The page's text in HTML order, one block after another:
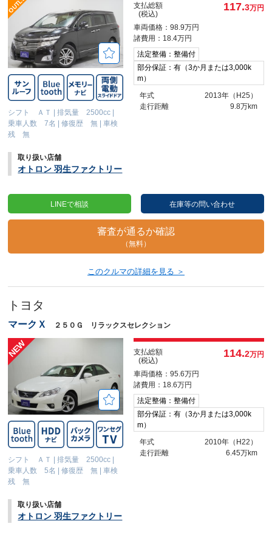
シフト ＡＴ |排気量 2500cc
乗車人数 7名
|修復歴 無 |車検
残 無
支払総額
(税込)
117.3万円
車両価格：98.9万円
諸費用：18.4万円
法定整備：整備付
部分保証：有（3か月または3,000k
m）
年式
2013年（H25）
走行距離
9.8万km
取り扱い店舗
オトロン 羽生ファクトリー
LINEで相談 在庫等の問い合わせ
審査が通るか確認
（無料）
このクルマの詳細を見る ＞
トヨタ
マークＸ ２５０Ｇ リラックスセレクション
シフト ＡＴ |排気量 2500cc
乗車人数 5名
|修復歴 無 |車検
残 無
支払総額
(税込)
114.2万円
車両価格：95.6万円
諸費用：18.6万円
法定整備：整備付
部分保証：有（3か月または3,000k
m）
年式
2010年（H22）
走行距離
6.45万km
取り扱い店舗
オトロン 羽生ファクトリー